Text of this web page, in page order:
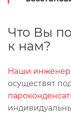
Что Вы
к нам?
Наши
осуществят